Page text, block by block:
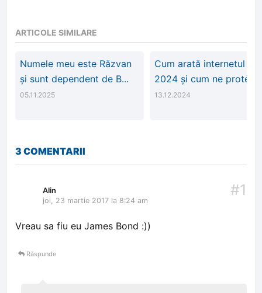
ARTICOLE SIMILARE
Numele meu este Răzvan
și sunt dependent de B...
05.11.2025
Cum arată internetul în
2024 și cum ne protej...
13.12.2024
3 COMENTARII
#1
Alin
joi, 23 martie 2017 la 8:24 am
Vreau sa fiu eu James Bond :))
Răspunde